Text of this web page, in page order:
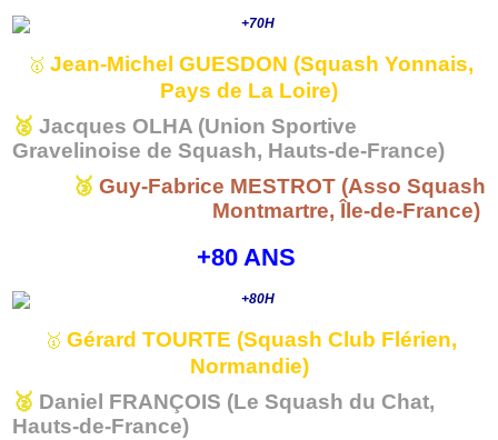
🥇 Jean-Michel GUESDON (Squash Yonnais,
Pays de La Loire)
🥈Jacques OLHA (Union Sportive
Gravelinoise de Squash, Hauts-de-France)
🥉 Guy-Fabrice MESTROT (Asso Squash
Montmartre, Île-de-France)
+80 ANS
🥇 Gérard TOURTE (Squash Club Flérien,
Normandie)
🥈 Daniel FRANÇOIS (Le Squash du Chat,
Hauts-de-France)